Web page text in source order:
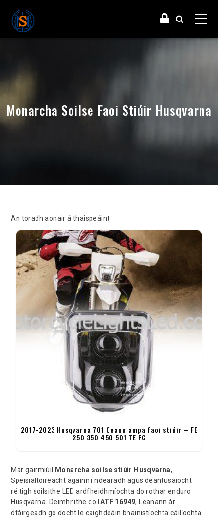
Monarcha Soilse Faoi Stiúir Husqvarna
An toradh aonair á thaispeáint
2017-2023 Husqvarna 701 Ceannlampa faoi stiúir – FE
250 350 450 501 TE FC
Mar gairmiúil Monarcha soilse stiúir Husqvarna,
Speisialtóireacht againn i ndearadh agus déantúsaíocht
réitigh soilsithe LED ardfheidhmíochta do rothar enduro
Husqvarna. Deimhnithe do IATF 16949, Leanann ár
dtáirgeadh go docht le caighdeáin bhainistíochta cáilíochta